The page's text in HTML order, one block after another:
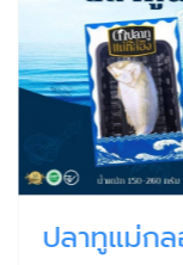
ปลาทูแม่ก